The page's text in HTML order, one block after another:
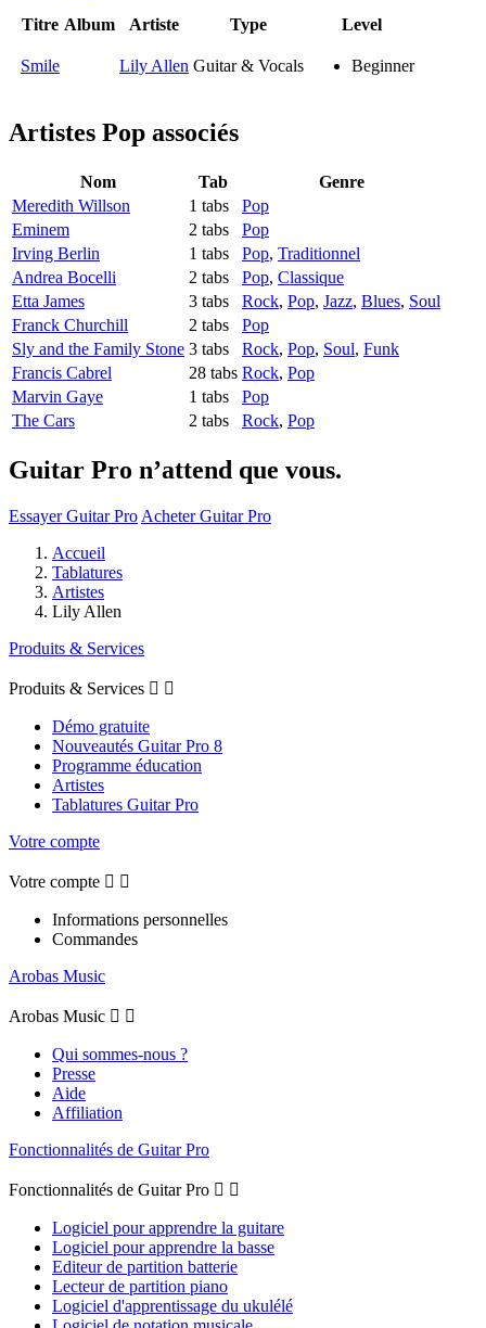
Titre Album Artiste Type Level
Smile Lily Allen Guitar & Vocals Beginner
Artistes Pop associés
Nom Tab
Genre
Meredith Willson
1 tabs
Pop
Eminem
2 tabs
Pop
Irving Berlin
1 tabs Pop, Traditionnel
Andrea Bocelli
2 tabs Pop, Classique
Etta James
3 tabs Rock, Pop, Jazz, Blues, Soul
Franck Churchill
2 tabs
Pop
Sly and the Family Stone 3 tabs Rock, Pop, Soul, Funk
Francis Cabrel
28 tabs Rock, Pop
Marvin Gaye
1 tabs
Pop
The Cars
2 tabs Rock, Pop
Guitar Pro n’attend que vous.
Essayer Guitar Pro Acheter Guitar Pro
Accueil
Tablatures
Artistes
Lily Allen
Produits & Services
Produits & Services  
Démo gratuite
Nouveautés Guitar Pro 8
Programme éducation
Artistes
Tablatures Guitar Pro
Votre compte
Votre compte  
Informations personnelles
Commandes
Arobas Music
Arobas Music  
Qui sommes-nous ?
Presse
Aide
Affiliation
Fonctionnalités de Guitar Pro
Fonctionnalités de Guitar Pro  
Logiciel pour apprendre la guitare
Logiciel pour apprendre la basse
Editeur de partition batterie
Lecteur de partition piano
Logiciel d'apprentissage du ukulélé